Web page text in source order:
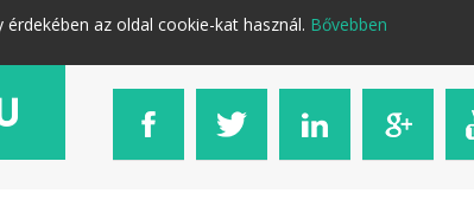
az oldal cookie-kat használ. Bővebben